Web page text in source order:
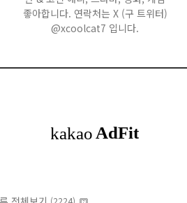
좋아합니다. 연락처는 X (구 트위터)
@xcoolcat7 입니다.
(2224)